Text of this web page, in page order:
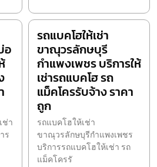
อ
ช่า
ร
รถแบคโฮให้เช่า
ขาณุวรลักษบุรี
กำแพงเพชร บริการให้
เช่ารถแบคโฮ รถ
แม็คโครรับจ้าง ราคา
ถูก
รถแบคโฮให้เช่า
ขาณุวรลักษบุรีกำแพงเพชร
บริการรถแบคโฮให้เช่า รถ
แม็คโครรั